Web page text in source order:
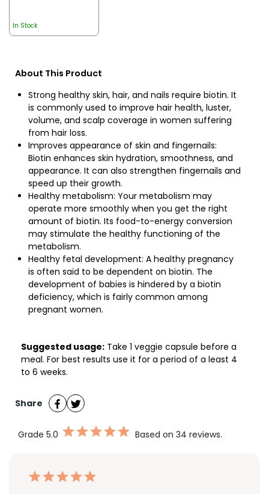
In Stock
About This Product
Strong healthy skin, hair, and nails require biotin. It
is commonly used to improve hair health, luster,
volume, and scalp coverage in women suffering
from hair loss.
Improves appearance of skin and fingernails:
Biotin enhances skin hydration, smoothness, and
appearance. It can also strengthen fingernails and
speed up their growth.
Healthy metabolism: Your metabolism may
operate more smoothly when you get the right
amount of biotin. Its food-to-energy conversion
may stimulate the healthy functioning of the
metabolism.
Healthy fetal development: A healthy pregnancy
is often said to be dependent on biotin. The
development of babies is hindered by a biotin
deficiency, which is fairly common among
pregnant women.
Suggested usage: Take 1 veggie capsule before a
meal. For best results use it for a period of a least 4
to 6 weeks.
Share
Grade 5.0 Based on 34 reviews.